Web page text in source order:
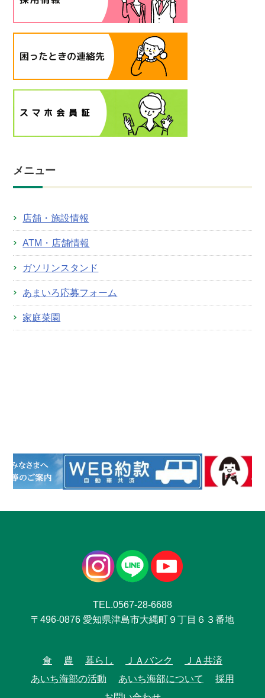
メニュー
店舗・施設情報
ATM・店舗情報
ガソリンスタンド
あまいろ応募フォーム
家庭菜園
TEL.0567-28-6688
〒496-0876 愛知県津島市大縄町９丁目６３番地
食 農 暮らし ＪＡバンク
ＪＡ共済
あいち海部の活動
あいち海部について
採用